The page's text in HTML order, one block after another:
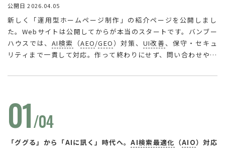
公開日 2026.04.05
新しく「運用型ホームページ制作」の紹介ページを公開しまし
た。Webサイトは公開してからが本当のスタートです。バンブー
ハウスでは、 AI検索 （AEO/GEO）対策、 UI改善、保守・セキュ
リティまで一貫して対応。作って終わりにせず、問い合わせや採
SEO対策やサイト改善、安全なサーバ構築をご検討中の方は、ぜ
01/04
「ググる」から「AIに訊く」時代へ。AI検索最適化 （AIO）対応